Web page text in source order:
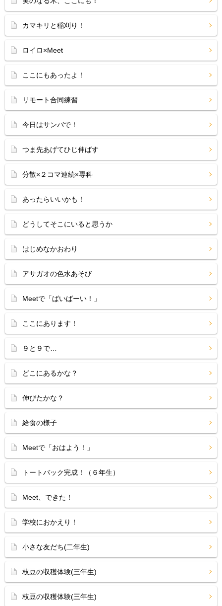
カマキリと稲刈り！
ロイロ×Meet
ここにもあったよ！
リモート合同練習
今日はサンバで！
つま先あげてひじ伸ばす
分散×２コマ連続×専科
あったらいいかも！
どうしてそこにいると思うか
はじめなかおわり
アサガオの色水あそび
Meetで「ばいばーい！」
ここにあります！
９と９で…
どこにあるかな？
伸びたかな？
給食の様子
Meetで「おはよう！」
トートバック完成！（６年生）
Meet、できた！
学校におかえり！
小さな友だち(二年生)
枝豆の収穫体験(三年生)
枝豆の収穫体験(三年生)